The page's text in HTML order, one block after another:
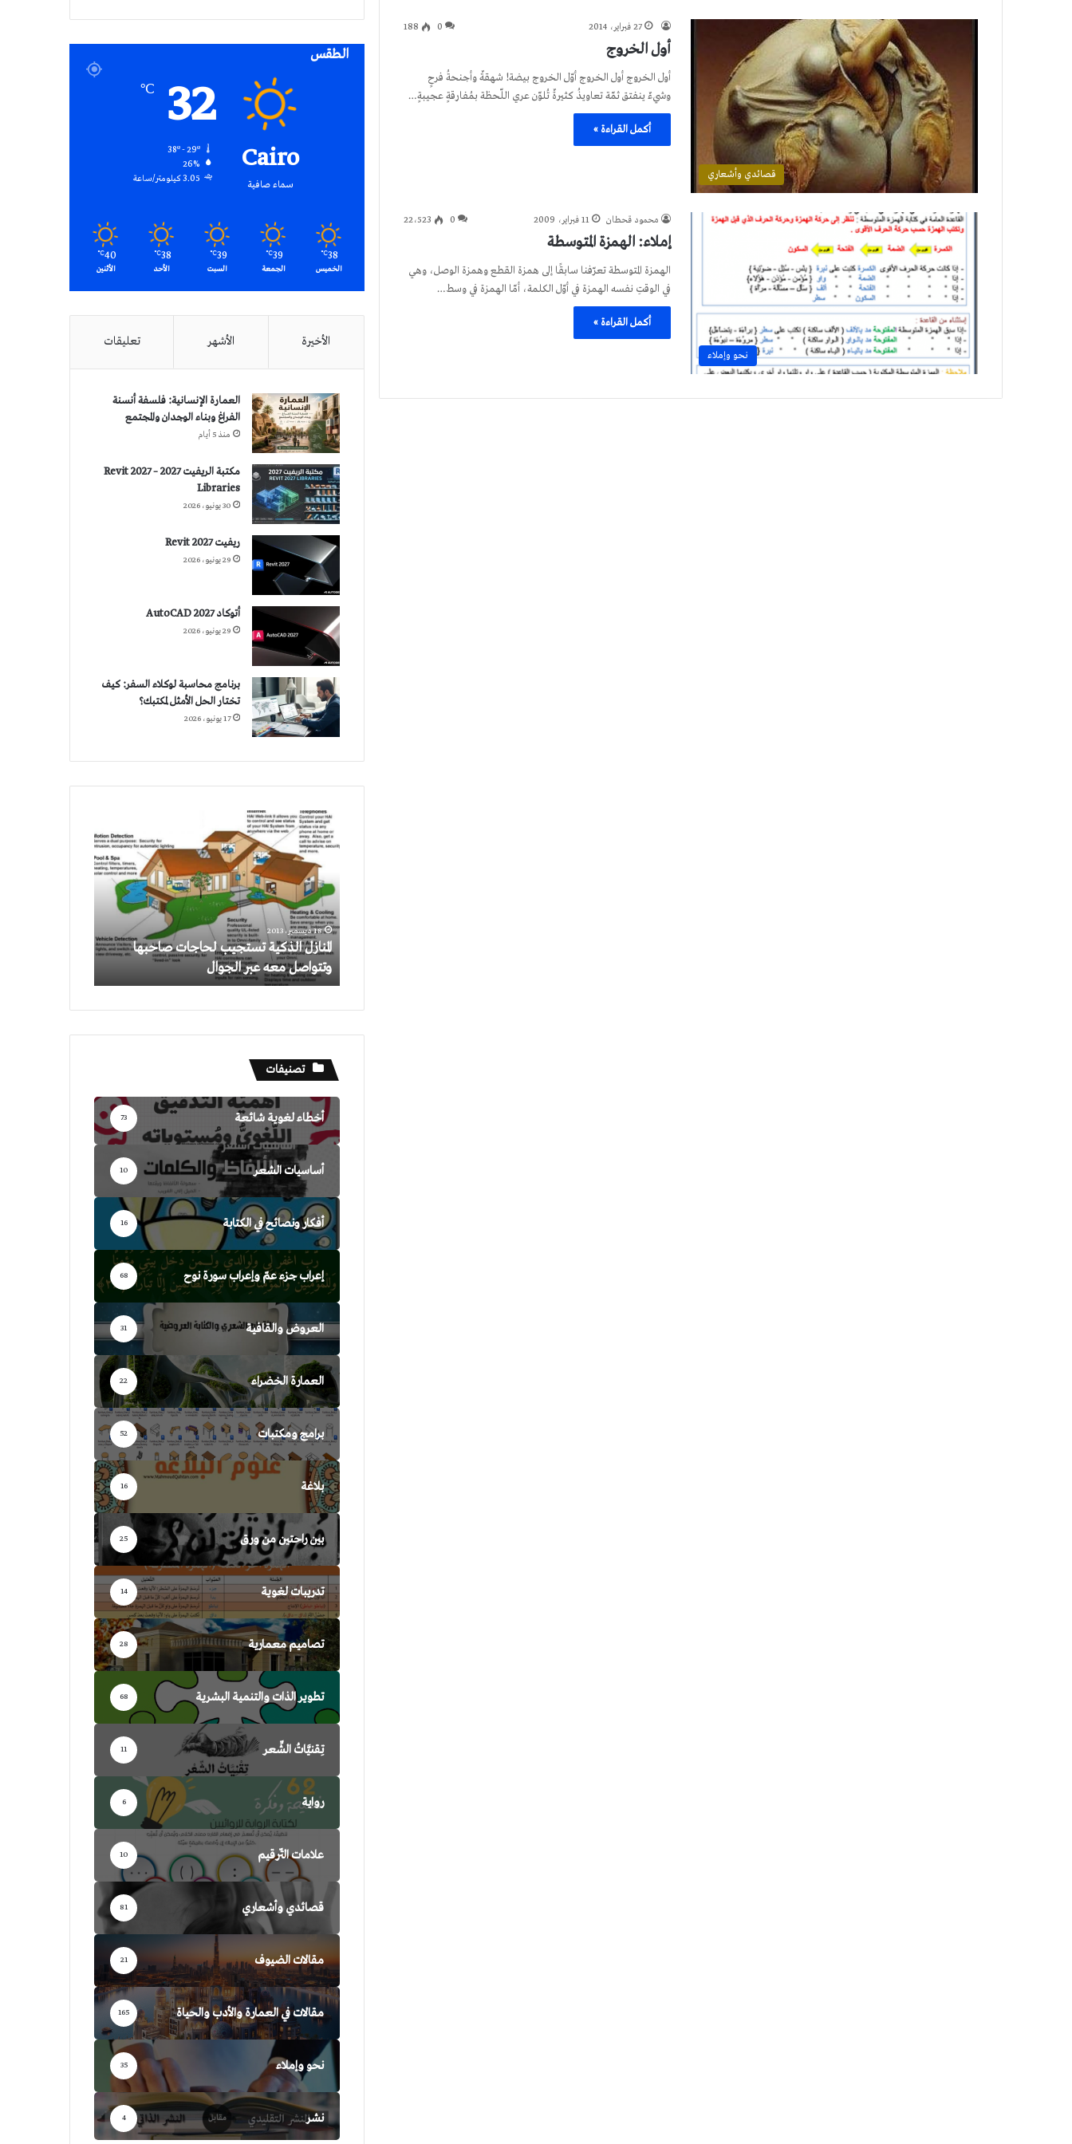
قصائدي وأشعاري
27 فبراير، 2014 0
188
أول الخروج
أول الخروج أول الخروج أوّل الخروج بيضة! شهقةٌ وأجنحةُ فرحٍ
وشيءٌ ينفتق ثمّة تعاويذُ كثيرةٌ تُلوّن عري اللّحظة بمُفارقةٍ عجيبةٍ…
أكمل القراءة »
نحو وإملاء
محمود قحطان 11 فبراير، 2009 0 22٬523
إملاء: الهمزة المتوسطة
الهمزة المتوسطة تعرّفنا سابقًا إلى همزة القطع وهمزة الوصل، وهي
في الوقتِ نفسه الهمزة في أوّل الكلمة، أمّا الهمزة في وسط…
أكمل القراءة »
الطقس
Cairo
سماء صافية
32
℃
26%
3.05 كيلومتر/ساعة
38
℃
الخميس
39
℃
الجمعة
39
℃
السبت
38
℃
الأحد
40
℃
الأثنين
الأخيرة الأشهر تعليقات
العمارة الإنسانية: فلسفة أنسنة
الفراغ وبناء الوجدان والمجتمع
منذ 5 أيام
مكتبة الريفيت 2027 – Revit 2027
Libraries
30 يونيو، 2026
ريفيت 2027 Revit
29 يونيو، 2026
أتوكاد 2027 AutoCAD
29 يونيو، 2026
برنامج محاسبة لوكلاء السفر: كيف
تختار الحل الأمثل لمكتبك؟
17 يونيو، 2026
المنازل
الذكية
تستجيب
لحاجات
صاحبها
وتتواصل
معه
عبر
الجوال
18 ديسمبر، 2013
المنازل الذكية تستجيب لحاجات صاحبها
وتتواصل معه عبر الجوال
تصنيفات
أخطاء لغوية شائعة 73
أساسيات الشعر 10
أفكار ونصائح في الكتابة 16
إعراب جزء عمّ وإعراب سورة نوح 68
العروض والقافية 31
العمارة الخضراء 22
برامج ومكتبات 52
بلاغة 16
بين راحتين من ورق 25
تدريبات لغوية 14
تصاميم معمارية 28
تطوير الذات والتنمية البشرية 68
تِقنيَّاتُ الشِّعر 11
رواية 6
علامات التّرقيم 10
قصائدي وأشعاري 81
مقالات الضيوف 21
مقالات في العمارة والأدب والحياة 165
نحو وإملاء 35
نشر 4